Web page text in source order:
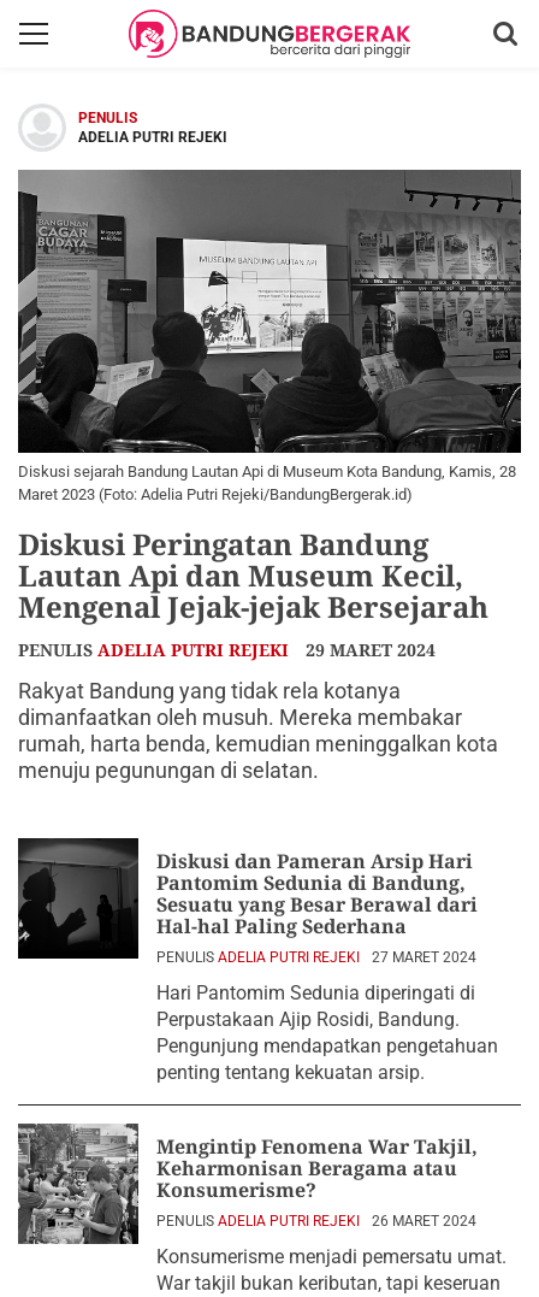
PENULIS
ADELIA PUTRI REJEKI
Diskusi sejarah Bandung Lautan Api di Museum Kota Bandung, Kamis, 28
Maret 2023 (Foto: Adelia Putri Rejeki/BandungBergerak.id)
Diskusi Peringatan Bandung
Lautan Api dan Museum Kecil,
Mengenal Jejak-jejak Bersejarah
PENULIS ADELIA PUTRI REJEKI 29 MARET 2024
Rakyat Bandung yang tidak rela kotanya
dimanfaatkan oleh musuh. Mereka membakar
rumah, harta benda, kemudian meninggalkan kota
menuju pegunungan di selatan.
Diskusi dan Pameran Arsip Hari
Pantomim Sedunia di Bandung,
Sesuatu yang Besar Berawal dari
Hal-hal Paling Sederhana
PENULIS ADELIA PUTRI REJEKI 27 MARET 2024
Hari Pantomim Sedunia diperingati di
Perpustakaan Ajip Rosidi, Bandung.
Pengunjung mendapatkan pengetahuan
penting tentang kekuatan arsip.
Mengintip Fenomena War Takjil,
Keharmonisan Beragama atau
Konsumerisme?
PENULIS ADELIA PUTRI REJEKI 26 MARET 2024
Konsumerisme menjadi pemersatu umat.
War takjil bukan keributan, tapi keseruan